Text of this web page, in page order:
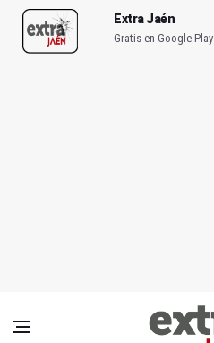
Extra Jaén
Gratis en Google Play